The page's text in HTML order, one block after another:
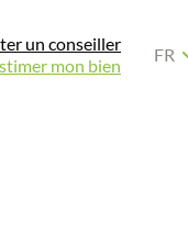
un conseiller
mon bien
FR